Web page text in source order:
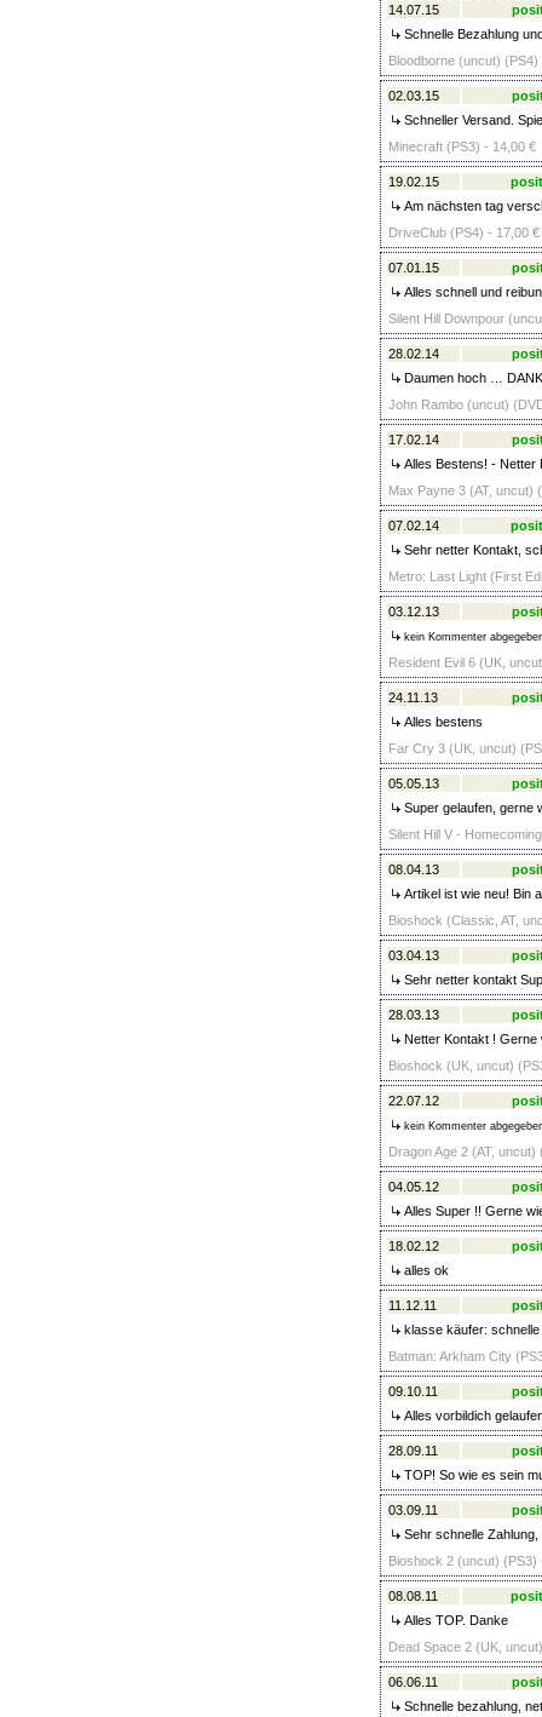
14.07.15
Schnelle Bezahlung
Bloodborne (uncut) (PS4)
02.03.15
Schneller Versand.
Minecraft (PS3) - 14,00 €
19.02.15
Am nächsten tag
DriveClub (PS4) - 17,00 €
07.01.15
Alles schnell und
Silent Hill Downpour
28.02.14
Daumen hoch …
John Rambo (uncut)
17.02.14
Alles Bestens! - Netter
Max Payne 3 (AT, uncut)
07.02.14
Sehr netter Kontakt,
Metro: Last Light (First
03.12.13
kein Kommenter
Resident Evil 6 (UK,
24.11.13
Alles bestens
Far Cry 3 (UK, uncut)
05.05.13
Super gelaufen, gerne
Silent Hill V -
08.04.13
Artikel ist wie neu! Bin
Bioshock (Classic, AT,
03.04.13
Sehr netter kontakt
28.03.13
Netter Kontakt ! Gerne
Bioshock (UK, uncut)
22.07.12
kein Kommenter
Dragon Age 2 (AT, uncut)
04.05.12
Alles Super !! Gerne
18.02.12
alles ok
11.12.11
klasse käufer:
Batman: Arkham City
09.10.11
Alles vorbildich
28.09.11
TOP! So wie es sein
03.09.11
Sehr schnelle
Bioshock 2 (uncut) (PS3)
08.08.11
Alles TOP. Danke
Dead Space 2 (UK,
06.06.11
Schnelle bezahlung,